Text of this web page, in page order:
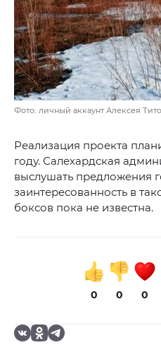
Фото: личный аккаунт Алексея
Реализация проекта
году. Салехардская
выслушать предложения
заинтересованность в
боксов пока не известна.
0 0 0